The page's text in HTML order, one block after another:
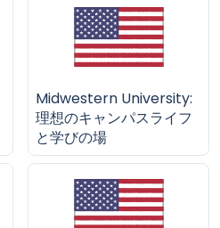
Midwestern University:
理想のキャンパスライフ
と学びの場